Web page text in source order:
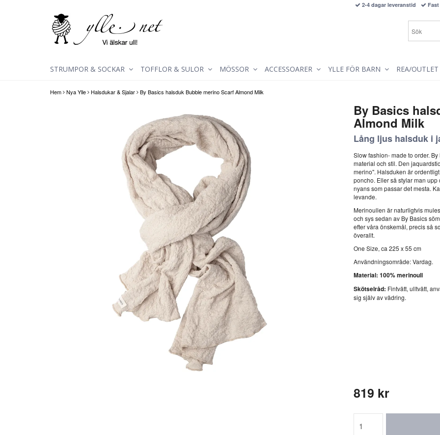
Hem Nya Ylle Halsdukar & Sjalar By Basics halsduk Bubble merino Scarf Almond Milk
By Basics
Almond Milk
Lång ljus halsduk i
Slow fashion- made to order.
material och stil. Den
merino". Halsduken är
poncho. Eller så stylar man
nyans som passar det mesta.
levande.
Merinoullen är naturligtvis
och sys sedan av By Basics
efter våra önskemål, precis så
överallt.
One Size, ca 225 x 55 cm
Användningsområde: Vardag.
Material: 100% merinoull
Skötselråd: Fintvätt, ulltvätt,
sig själv av vädring.
819 kr
2-4 dagar leveranstid
STRUMPOR & SOCKAR TOFFLOR & SULOR MÖSSOR ACCESSOARER YLLE FÖR BARN REA/OUTLET